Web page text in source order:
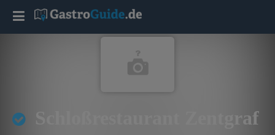
Schloßrestaurant Zentgraf
T